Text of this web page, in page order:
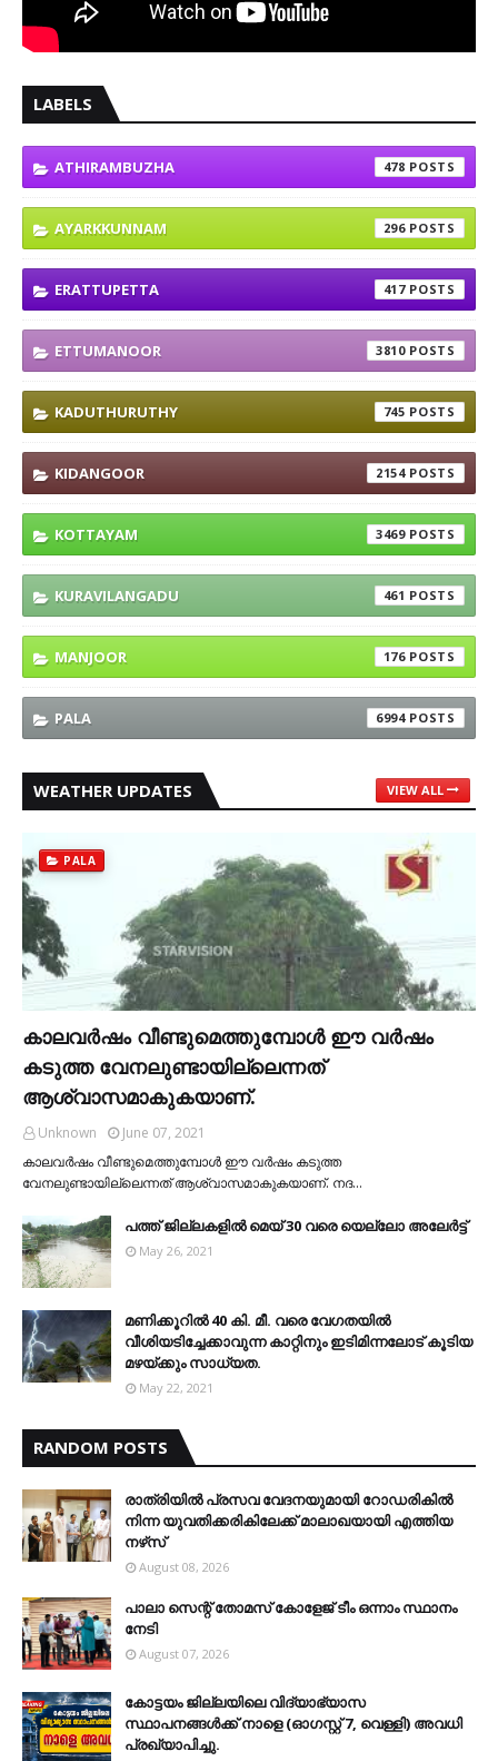
LABELS
ATHIRAMBUZHA 478
AYARKKUNNAM 296
ERATTUPETTA 417
ETTUMANOOR 3810
KADUTHURUTHY 745
KIDANGOOR 2154
KOTTAYAM 3469
KURAVILANGADU 461
MANJOOR 176
PALA 6994
WEATHER UPDATES VIEW ALL
PALA
കാലവര്‍ഷം വീണ്ടുമെത്തുമ്പോള്‍ ഈ വര്‍ഷം
കടുത്ത വേനലുണ്ടായില്ലെന്നത്
ആശ്വാസമാകുകയാണ്.
Unknown
June 07, 2021
കാലവര്‍ഷം വീണ്ടുമെത്തുമ്പോള്‍ ഈ വര്‍ഷം കടുത്ത
വേനലുണ്ടായില്ലെന്നത് ആശ്വാസമാകുകയാണ്. നദ…
പത്ത് ജില്ലകളില്‍ മെയ് 30 വരെ യെല്ലോ അലേര്‍ട്ട്
May 26, 2021
മണിക്കൂറിൽ 40 കി. മീ. വരെ വേഗതയിൽ
വീശിയടിച്ചേക്കാവുന്ന കാറ്റിനും ഇടിമിന്നലോട് കൂടിയ
മഴയ്ക്കും സാധ്യത.
May 22, 2021
RANDOM POSTS
രാത്രിയില്‍ പ്രസവ വേദനയുമായി റോഡരികില്‍
നിന്ന യുവതിക്കരികിലേക്ക് മാലാഖയായി എത്തിയ
നഴ്‌സ്
August 08, 2026
പാലാ സെന്റ് തോമസ് കോളേജ് ടീം ഒന്നാം സ്ഥാനം
നേടി
August 07, 2026
കോട്ടയം ജില്ലയിലെ വിദ്യാഭ്യാസ
സ്ഥാപനങ്ങള്‍ക്ക് നാളെ (ഓഗസ്റ്റ് 7, വെള്ളി) അവധി
പ്രഖ്യാപിച്ചു.